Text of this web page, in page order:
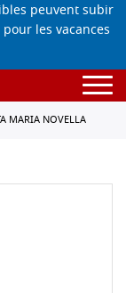
peuvent subir
les vacances
MARIA NOVELLA